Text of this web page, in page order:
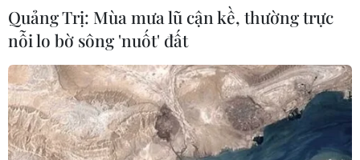
Quảng Trị: Mùa mưa lũ cận kề, thường trực
nỗi lo bờ sông 'nuốt' đất